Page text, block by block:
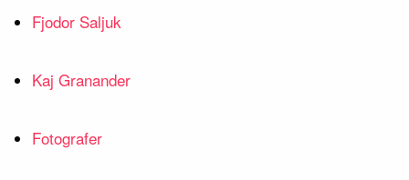
Fjodor Saljuk
Kaj Granander
Fotografer